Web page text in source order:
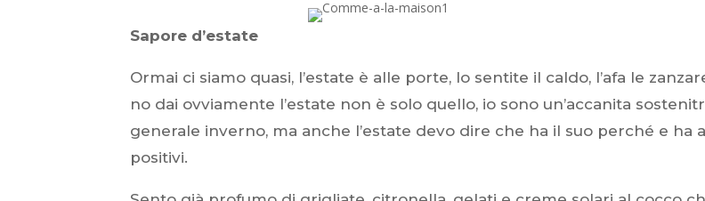
Sapore d’estate
Ormai ci siamo quasi, l’estate è alle porte, lo sentite il caldo, l’afa le
no dai ovviamente l’estate non è solo quello, io sono un’accanita
generale inverno, ma anche l’estate devo dire che ha il suo perché e ha
positivi.